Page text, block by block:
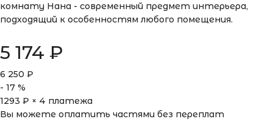
комнату Нана - современный предмет интерьера,
подходящий к особенностям любого помещения.
5 174 ₽
6 250 ₽
- 17 %
1293 ₽ × 4 платежа
Вы можете оплатить частями без переплат